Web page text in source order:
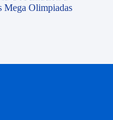
Mega Olimpiadas